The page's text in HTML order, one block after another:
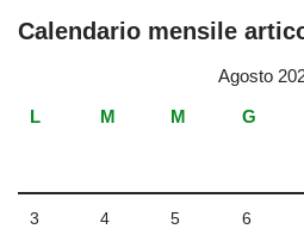
Calendario mensile
Agosto
L
M M G
3 4 5 6